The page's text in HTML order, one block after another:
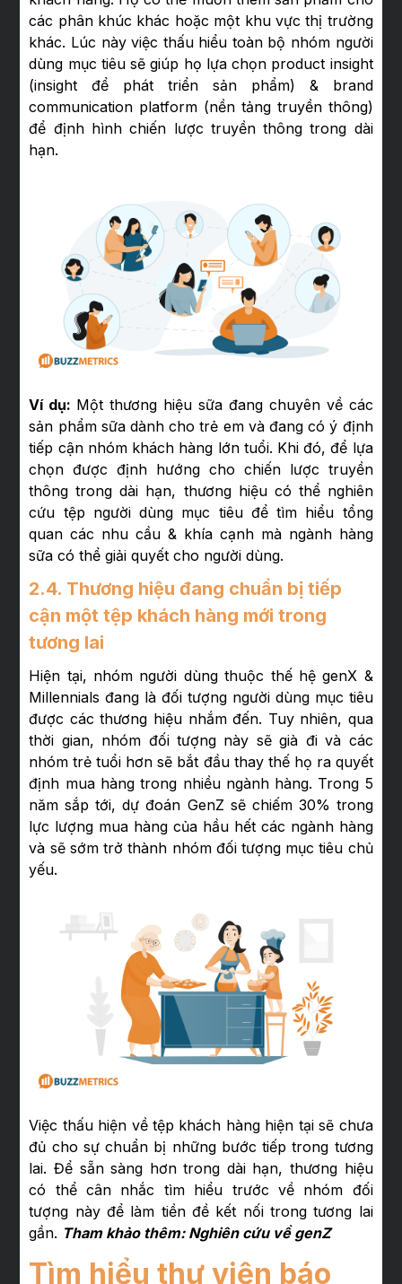
các phân khúc khác hoặc một khu vực thị trường
khác. Lúc này việc thấu hiểu toàn bộ nhóm người
dùng mục tiêu sẽ giúp họ lựa chọn product insight
(insight để phát triển sản phẩm) & brand
communication platform (nền tảng truyền thông)
để định hình chiến lược truyền thông trong dài
hạn.
Ví dụ: Một thương hiệu sữa đang chuyên về các
sản phẩm sữa dành cho trẻ em và đang có ý định
tiếp cận nhóm khách hàng lớn tuổi. Khi đó, để lựa
chọn được định hướng cho chiến lược truyền
thông trong dài hạn, thương hiệu có thể nghiên
cứu tệp người dùng mục tiêu để tìm hiểu tổng
quan các nhu cầu & khía cạnh mà ngành hàng
sữa có thể giải quyết cho người dùng.
2.4. Thương hiệu đang chuẩn bị tiếp
cận một tệp khách hàng mới trong
tương lai
Hiện tại, nhóm người dùng thuộc thế hệ genX &
Millennials đang là đối tượng người dùng mục tiêu
được các thương hiệu nhắm đến. Tuy nhiên, qua
thời gian, nhóm đối tượng này sẽ già đi và các
nhóm trẻ tuổi hơn sẽ bắt đầu thay thế họ ra quyết
định mua hàng trong nhiều ngành hàng. Trong 5
năm sắp tới, dự đoán GenZ sẽ chiếm 30% trong
lực lượng mua hàng của hầu hết các ngành hàng
và sẽ sớm trở thành nhóm đối tượng mục tiêu chủ
yếu.
Việc thấu hiện về tệp khách hàng hiện tại sẽ chưa
đủ cho sự chuẩn bị những bước tiếp trong tương
lai. Để sẵn sàng hơn trong dài hạn, thương hiệu
có thể cân nhắc tìm hiểu trước về nhóm đối
tượng này để làm tiền đề kết nối trong tương lai
gần. Tham khảo thêm: Nghiên cứu về genZ
Tìm hiểu thư viện báo